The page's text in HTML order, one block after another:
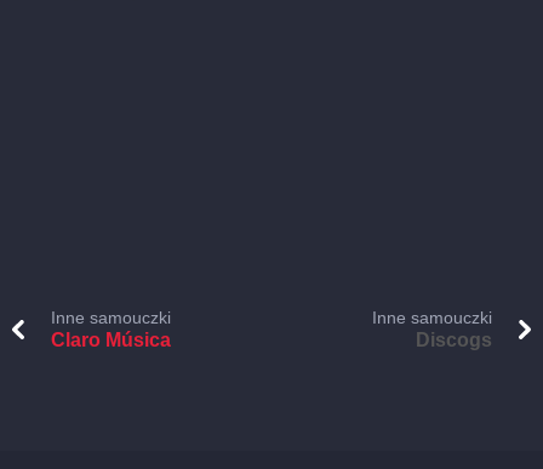
Inne samouczki
Claro Música
Inne samouczki
Discogs